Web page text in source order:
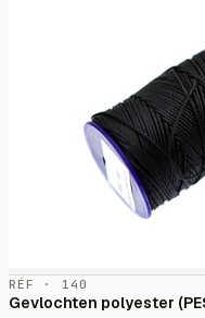
RÉF · 140
Gevlochten polyester